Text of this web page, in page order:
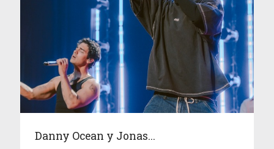
Danny Ocean y Jonas...